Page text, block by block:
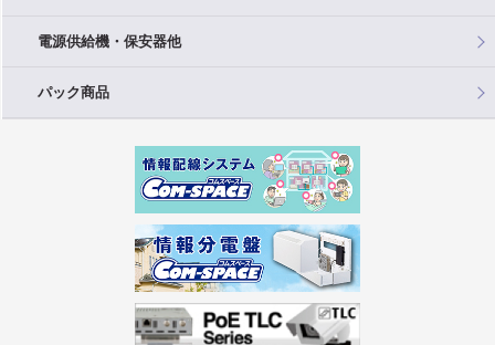
電源供給機・保安器他
パック商品